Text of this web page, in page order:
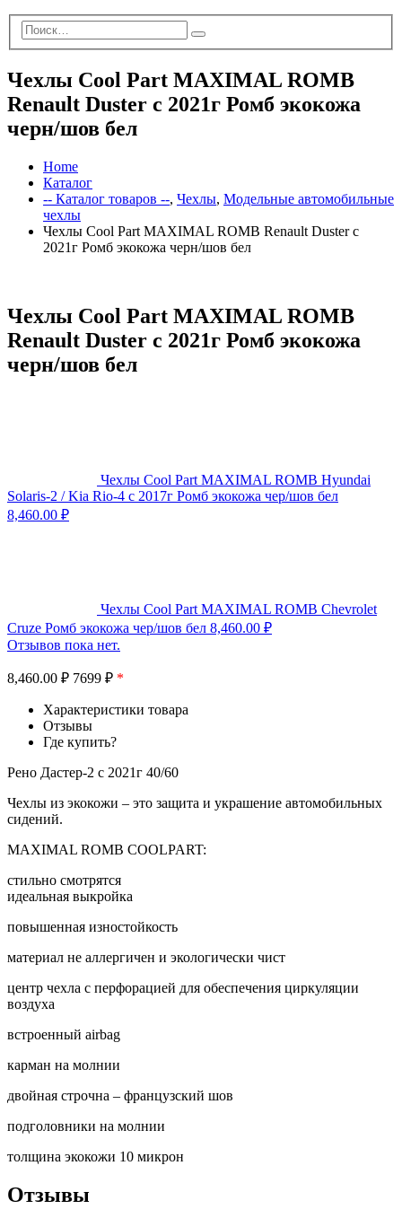
Чехлы Cool Part MAXIMAL ROMB
Renault Duster с 2021г Ромб экокожа
черн/шов бел
Home
Каталог
-- Каталог товаров --, Чехлы, Модельные автомобильные
чехлы
Чехлы Cool Part MAXIMAL ROMB Renault Duster с
2021г Ромб экокожа черн/шов бел
Чехлы Cool Part MAXIMAL ROMB
Renault Duster с 2021г Ромб экокожа
черн/шов бел
Чехлы Cool Part MAXIMAL ROMB Hyundai
Solaris-2 / Kia Rio-4 с 2017г Ромб экокожа чер/шов бел
8,460.00 ₽
Чехлы Cool Part MAXIMAL ROMB Chevrolet
Cruze Ромб экокожа чер/шов бел 8,460.00 ₽
Отзывов пока нет.
8,460.00 ₽ 7699 ₽ *
Характеристики товара
Отзывы
Где купить?
Рено Дастер-2 с 2021г 40/60
Чехлы из экокожи – это защита и украшение автомобильных
сидений.
MAXIMAL ROMB COOLPART:
cтильно смотрятся
идеальная выкройка
повышенная изностойкость
материал не аллергичен и экологически чист
центр чехла с перфорацией для обеспечения циркуляции
воздуха
встроенный airbag
карман на молнии
двойная строчна – французский шов
подголовники на молнии
толщина экокожи 10 микрон
Отзывы